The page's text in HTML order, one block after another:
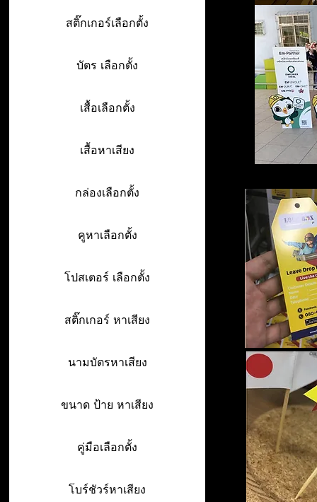
สติ๊กเกอร์เลือกตั้ง
บัตร เลือกตั้ง
เสื้อเลือกตั้ง
เสื้อหาเสียง
กล่องเลือกตั้ง
คูหาเลือกตั้ง
โปสเตอร์ เลือกตั้ง
สติ๊กเกอร์ หาเสียง
นามบัตรหาเสียง
ขนาด ป้าย หาเสียง
คู่มือเลือกตั้ง
โบร์ชัวร์หาเสียง